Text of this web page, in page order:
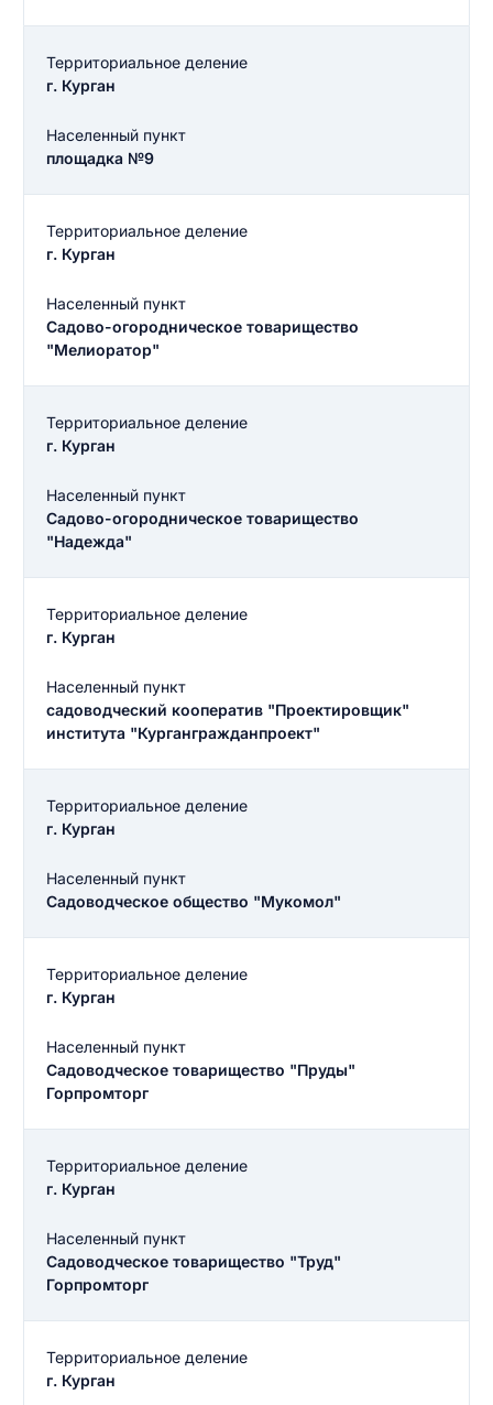
Территориальное деление
г. Курган
Населенный пункт
площадка №9
Территориальное деление
г. Курган
Населенный пункт
Садово-огородническое товарищество
"Мелиоратор"
Территориальное деление
г. Курган
Населенный пункт
Садово-огородническое товарищество
"Надежда"
Территориальное деление
г. Курган
Населенный пункт
садоводческий кооператив "Проектировщик"
института "Кургангражданпроект"
Территориальное деление
г. Курган
Населенный пункт
Садоводческое общество "Мукомол"
Территориальное деление
г. Курган
Населенный пункт
Садоводческое товарищество "Пруды"
Горпромторг
Территориальное деление
г. Курган
Населенный пункт
Садоводческое товарищество "Труд"
Горпромторг
Территориальное деление
г. Курган
Введите свое имя
Введите свое имя